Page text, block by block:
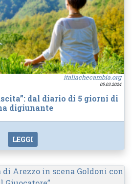
italiachecambia.org
05.03.2024
dal diario di 5 giorni di
digiunante
LEGGI